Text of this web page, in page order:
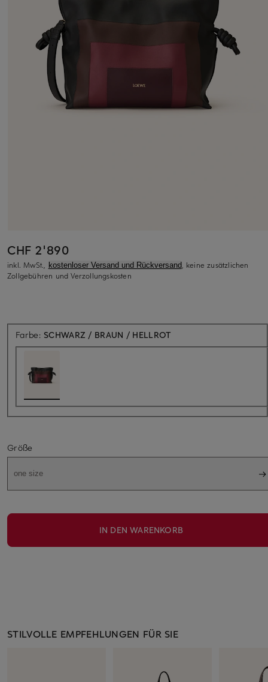
CHF 2'890
inkl. MwSt., kostenloser Versand und Rückversand, keine zusätzlichen
Zollgebühren und Verzollungskosten
Farbe: SCHWARZ / BRAUN / HELLROT
Größe
one size
IN DEN WARENKORB
STILVOLLE EMPFEHLUNGEN FÜR SIE